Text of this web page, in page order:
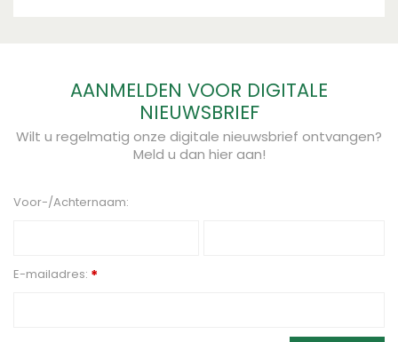
AANMELDEN VOOR DIGITALE
NIEUWSBRIEF
Wilt u regelmatig onze digitale nieuwsbrief ontvangen?
Meld u dan hier aan!
Voor-/Achternaam:
E-mailadres: *